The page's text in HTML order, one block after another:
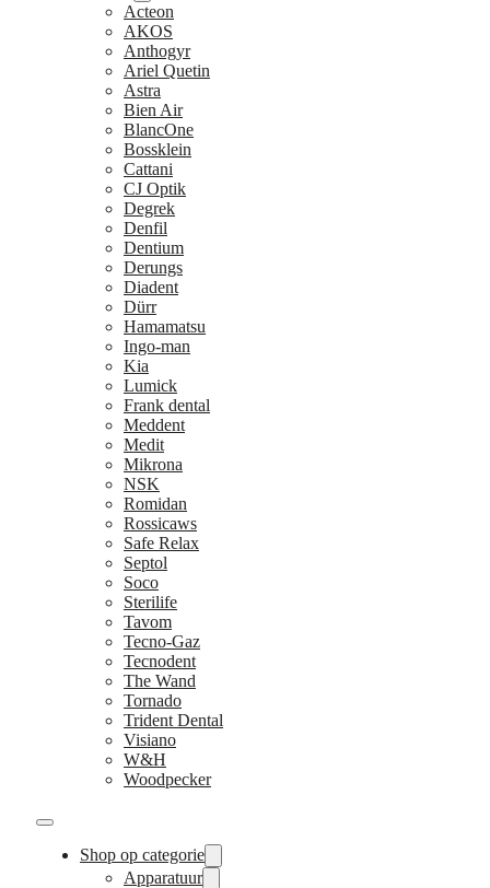
Acteon
AKOS
Anthogyr
Ariel Quetin
Astra
Bien Air
BlancOne
Bossklein
Cattani
CJ Optik
Degrek
Denfil
Dentium
Derungs
Diadent
Dürr
Hamamatsu
Ingo-man
Kia
Lumick
Frank dental
Meddent
Medit
Mikrona
NSK
Romidan
Rossicaws
Safe Relax
Septol
Soco
Sterilife
Tavom
Tecno-Gaz
Tecnodent
The Wand
Tornado
Trident Dental
Visiano
W&H
Woodpecker
Shop op categorie
Apparatuur